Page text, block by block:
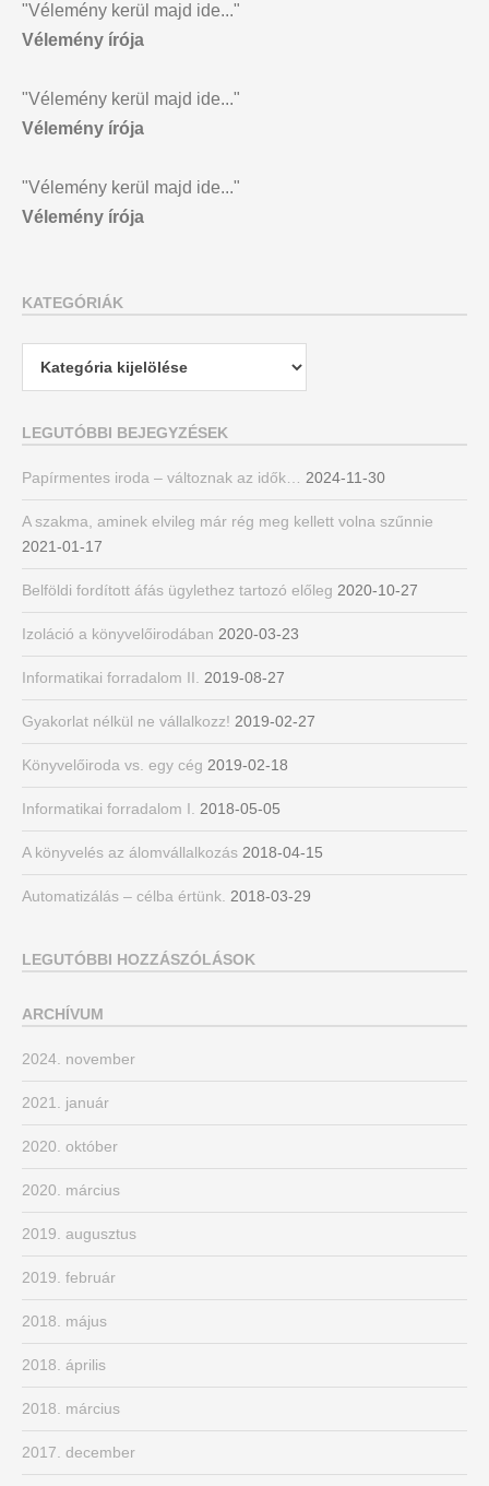
"Vélemény kerül majd ide..."
Vélemény írója
"Vélemény kerül majd ide..."
Vélemény írója
"Vélemény kerül majd ide..."
Vélemény írója
KATEGÓRIÁK
Kategóriák
LEGUTÓBBI BEJEGYZÉSEK
Papírmentes iroda – változnak az idők… 2024-11-30
A szakma, aminek elvileg már rég meg kellett volna szűnnie
2021-01-17
Belföldi fordított áfás ügylethez tartozó előleg 2020-10-27
Izoláció a könyvelőirodában 2020-03-23
Informatikai forradalom II. 2019-08-27
Gyakorlat nélkül ne vállalkozz! 2019-02-27
Könyvelőiroda vs. egy cég 2019-02-18
Informatikai forradalom I. 2018-05-05
A könyvelés az álomvállalkozás 2018-04-15
Automatizálás – célba értünk. 2018-03-29
LEGUTÓBBI HOZZÁSZÓLÁSOK
ARCHÍVUM
2024. november
2021. január
2020. október
2020. március
2019. augusztus
2019. február
2018. május
2018. április
2018. március
2017. december